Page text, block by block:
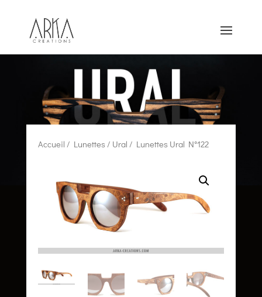
Accueil / Lunettes / Ural / Lunettes Ural N°122